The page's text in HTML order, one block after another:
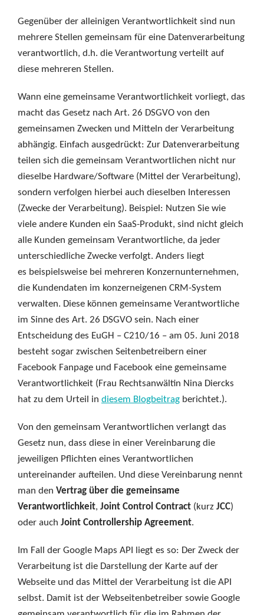
Gegenüber der alleinigen Verantwortlichkeit sind nun
mehrere Stellen gemeinsam für eine Datenverarbeitung
verantwortlich, d.h. die Verantwortung verteilt auf
diese mehreren Stellen.
Wann eine gemeinsame Verantwortlichkeit vorliegt, das
macht das Gesetz nach Art. 26 DSGVO von den
gemeinsamen Zwecken und Mitteln der Verarbeitung
abhängig. Einfach ausgedrückt: Zur Datenverarbeitung
teilen sich die gemeinsam Verantwortlichen nicht nur
dieselbe Hardware/Software (Mittel der Verarbeitung),
sondern verfolgen hierbei auch dieselben Interessen
(Zwecke der Verarbeitung). Beispiel: Nutzen Sie wie
viele andere Kunden ein SaaS-Produkt, sind nicht gleich
alle Kunden gemeinsam Verantwortliche, da jeder
unterschiedliche Zwecke verfolgt. Anders liegt
es beispielsweise bei mehreren Konzernunternehmen,
die Kundendaten im konzerneigenen CRM-System
verwalten. Diese können gemeinsame Verantwortliche
im Sinne des Art. 26 DSGVO sein. Nach einer
Entscheidung des EuGH – C210/16 – am 05. Juni 2018
besteht sogar zwischen Seitenbetreibern einer
Facebook Fanpage und Facebook eine gemeinsame
Verantwortlichkeit (Frau Rechtsanwältin Nina Diercks
hat zu dem Urteil in diesem Blogbeitrag berichtet.).
Von den gemeinsam Verantwortlichen verlangt das
Gesetz nun, dass diese in einer Vereinbarung die
jeweiligen Pflichten eines Verantwortlichen
untereinander aufteilen. Und diese Vereinbarung nennt
man den Vertrag über die gemeinsame
Verantwortlichkeit, Joint Control Contract (kurz JCC)
oder auch Joint Controllership Agreement.
Im Fall der Google Maps API liegt es so: Der Zweck der
Verarbeitung ist die Darstellung der Karte auf der
Webseite und das Mittel der Verarbeitung ist die API
selbst. Damit ist der Webseitenbetreiber sowie Google